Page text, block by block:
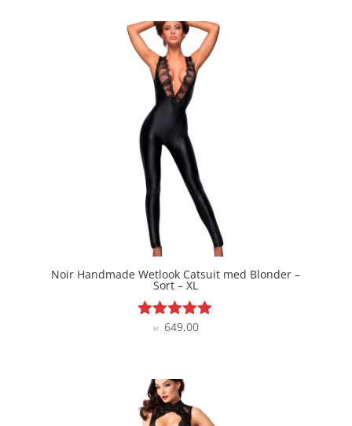
Noir Handmade Wetlook Catsuit med Blonder –
Sort – XL
Vurderet
kr.649,00